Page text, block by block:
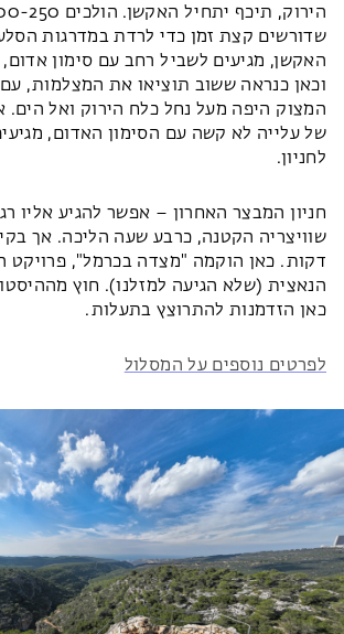
שדורשים קצת זמן כדי לרדת במדרגות
האקשן, מגיעים לשביל רחב עם סימון אדום,
וכאן כנראה ששוב תוציאו את המצלמות,
המצוק היפה מעל נחל כלח הירוק ואל הים.
של עלייה לא קשה עם הסימון האדום,
לחניון.
חניון המבצר האחרון – אפשר להגיע אליו
דקות. כאן הוקמה "מצדה בכרמל", פרויקט
הנאצית (שלא הגיעה למזלנו). חוץ
כאן הזדמנות להתרוצץ בתעלות.
לפרטים נוספים על המסלול